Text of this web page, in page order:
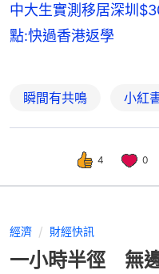
中大生實測移居深圳
點:快過香港返學
瞬間有共鳴 小紅
4 0
經濟 財經快訊
一小時半徑 無